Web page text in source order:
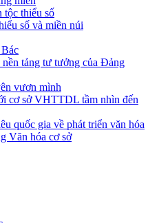
tộc thiểu số
số và miền núi
tảng tư tưởng của Đảng
vươn mình
cơ sở VHTTDL tầm nhìn đến
quốc gia về phát triển văn hóa
Văn hóa cơ sở